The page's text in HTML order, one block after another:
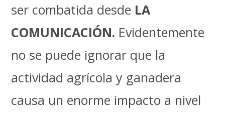
ser combatida desde LA
COMUNICACIÓN. Evidentemente
no se puede ignorar que la
actividad agrícola y ganadera
causa un enorme impacto a nivel